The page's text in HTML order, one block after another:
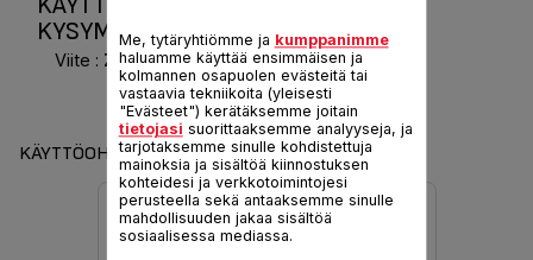
KYSYMYKSET FRUTELIA
Viite : ZE350B38
KÄYTTÖOHJEITA JA TAKUUTIEDOT
Me, tytäryhtiömme ja kumppanimme
haluamme käyttää ensimmäisen ja
kolmannen osapuolen evästeitä tai
vastaavia tekniikoita (yleisesti
"Evästeet") kerätäksemme joitain
tietojasi suorittaaksemme analyyseja, ja
tarjotaksemme sinulle kohdistettuja
mainoksia ja sisältöä kiinnostuksen
kohteidesi ja verkkotoimintojesi
perusteella sekä antaaksemme sinulle
mahdollisuuden jakaa sisältöä
sosiaalisessa mediassa.